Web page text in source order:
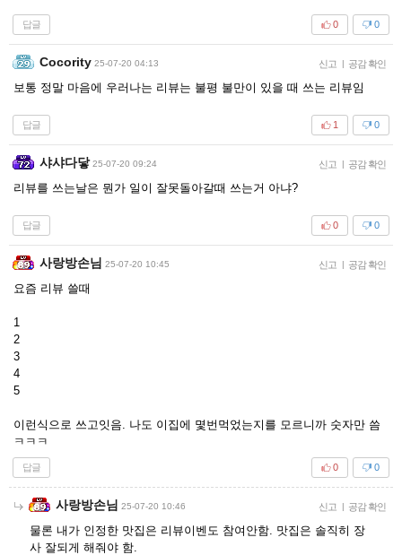
답글 0
0
Cocority 25-07-20 04:13 신고 | 공감 확인
보통 정말 마음에 우러나는 리뷰는 불평 불만이 있을 때 쓰는 리뷰임
답글 0
1
샤샤다닿 25-07-20 09:24 신고 | 공감 확인
리뷰를 쓰는날은 뭔가 일이 잘못돌아갈때 쓰는거 아냐?
답글 0
0
사랑방손님 25-07-20 10:45 신고 | 공감 확인
요즘 리뷰 쓸때
1
2
3
4
5
이런식으로 쓰고잇음. 나도 이집에 몇번먹었는지를 모르니까 숫자만 씀
ㅋㅋㅋ
답글 0
0
사랑방손님 25-07-20 10:46 신고 | 공감 확인
물론 내가 인정한 맛집은 리뷰이벤도 참여안함. 맛집은 솔직히 장
사 잘되게 해줘야 함.